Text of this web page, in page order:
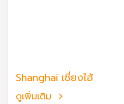
Shanghai เซี่ยงไฮ้
ดูเพิ่มเติม